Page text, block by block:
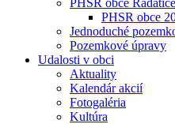
PHSR obce Radatice
PHSR obce
Jednoduché
Pozemkové úpravy
Udalosti v obci
Aktuality
Kalendár akcií
Fotogaléria
Kultúra